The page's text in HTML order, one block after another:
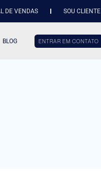
DE VENDAS SOU CLIENTE
BLOG ENTRAR EM CONTATO